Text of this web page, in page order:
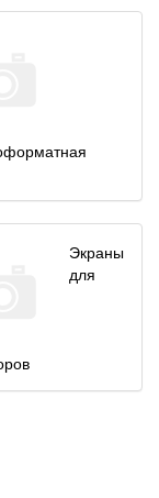
Экраны
для